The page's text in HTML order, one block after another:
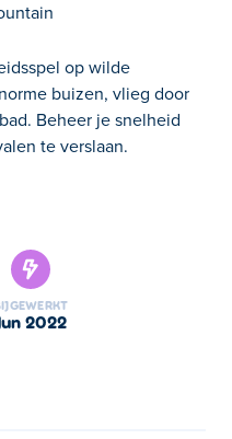
op wilde
buizen, vlieg door
Beheer je snelheid
te verslaan.
jun 2022